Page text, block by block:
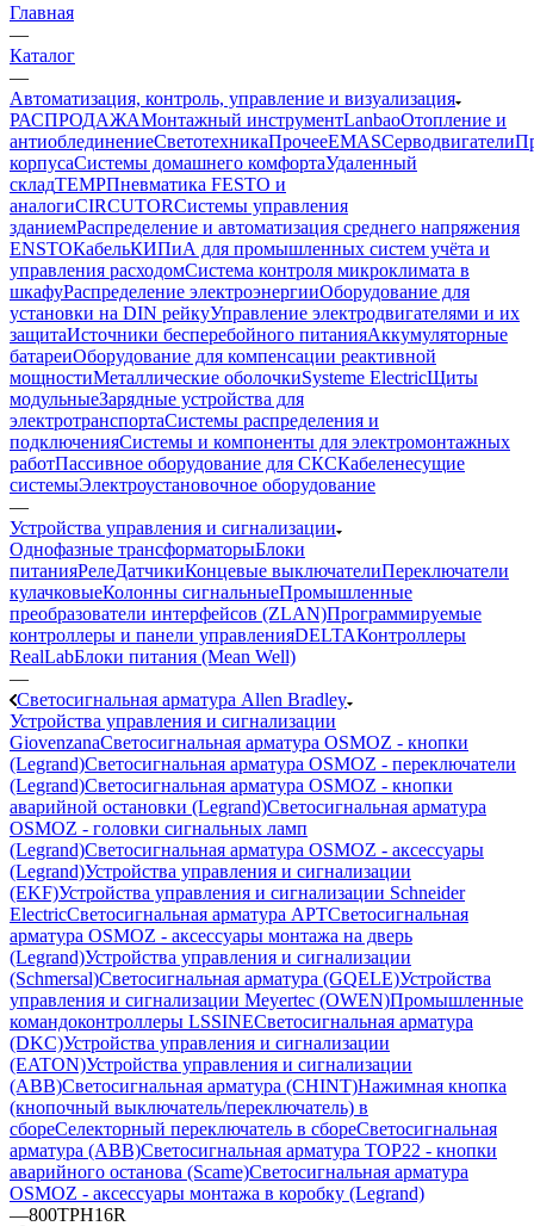
Главная
—
Каталог
—
Автоматизация, контроль, управление и визуализация
РАСПРОДАЖАМонтажный инструментLanbaoОтопление и
антиоблединениеСветотехникаПрочееEMASCерводвигатели
корпусаСистемы домашнего комфортаУдаленный
складTEMPПневматика FESTO и
аналогиCIRCUTORСистемы управления
зданиемРаспределение и автоматизация среднего напряжения
ENSTOКабельКИПиА для промышленных систем учёта и
управления расходомСистема контроля микроклимата в
шкафуРаспределение электроэнергииОборудование для
установки на DIN рейкуУправление электродвигателями и их
защитаИсточники бесперебойного питанияАккумуляторные
батареиОборудование для компенсации реактивной
мощностиМеталлические оболочкиSysteme ElectricЩиты
модульныеЗарядные устройства для
электротранспортаСистемы распределения и
подключенияСистемы и компоненты для электромонтажных
работПассивное оборудование для СКСКабеленесущие
системыЭлектроустановочное оборудование
—
Устройства управления и сигнализации
Однофазные трансформаторыБлоки
питанияРелеДатчикиКонцевые выключателиПереключатели
кулачковыеКолонны сигнальныеПромышленные
преобразователи интерфейсов (ZLAN)Программируемые
контроллеры и панели управленияDELTAКонтроллеры
RealLabБлоки питания (Mean Well)
—
Светосигнальная арматура Allen Bradley
Устройства управления и сигнализации
GiovenzanaСветосигнальная арматура OSMOZ - кнопки
(Legrand)Светосигнальная арматура OSMOZ - переключатели
(Legrand)Светосигнальная арматура OSMOZ - кнопки
аварийной остановки (Legrand)Светосигнальная арматура
OSMOZ - головки сигнальных ламп
(Legrand)Светосигнальная арматура OSMOZ - аксессуары
(Legrand)Устройства управления и сигнализации
(EKF)Устройства управления и сигнализации Schneider
ElectricСветосигнальная арматура APTСветосигнальная
арматура OSMOZ - аксессуары монтажа на дверь
(Legrand)Устройства управления и сигнализации
(Schmersal)Светосигнальная арматура (GQELE)Устройства
управления и сигнализации Meyertec (OWEN)Промышленные
командоконтроллеры LSSINEСветосигнальная арматура
(DKC)Устройства управления и сигнализации
(EATON)Устройства управления и сигнализации
(ABB)Светосигнальная арматура (CHINT)Нажимная кнопка
(кнопочный выключатель/переключатель) в
сбореСелекторный переключатель в сбореСветосигнальная
арматура (ABB)Светосигнальная арматура TOP22 - кнопки
аварийного останова (Scame)Светосигнальная арматура
OSMOZ - аксессуары монтажа в коробку (Legrand)
—800TPH16R